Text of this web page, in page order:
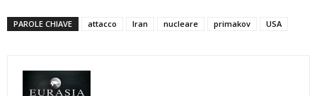
PAROLE CHIAVE attacco Iran nucleare primakov USA